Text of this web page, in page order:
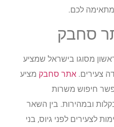
לכם.
סחבק
מסוגו בישראל שמציע
צעירים.אתר סחבקמציע
חיפוש משרות
ובמהירות. בין השאר
לפני גיוס, בני